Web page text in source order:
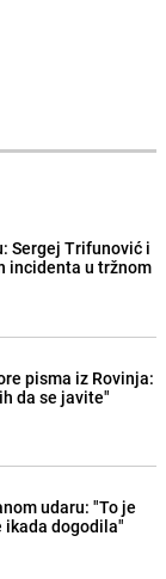
Sergej Trifunović i
incidenta u tržnom
pisma iz Rovinja:
da se javite"
udaru: "To je
ikada dogodila"